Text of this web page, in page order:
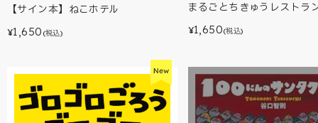
【サイン本】ねこホテル
¥1,650 (税込)
まるごとちきゅうレストラ
¥1,650(税込)